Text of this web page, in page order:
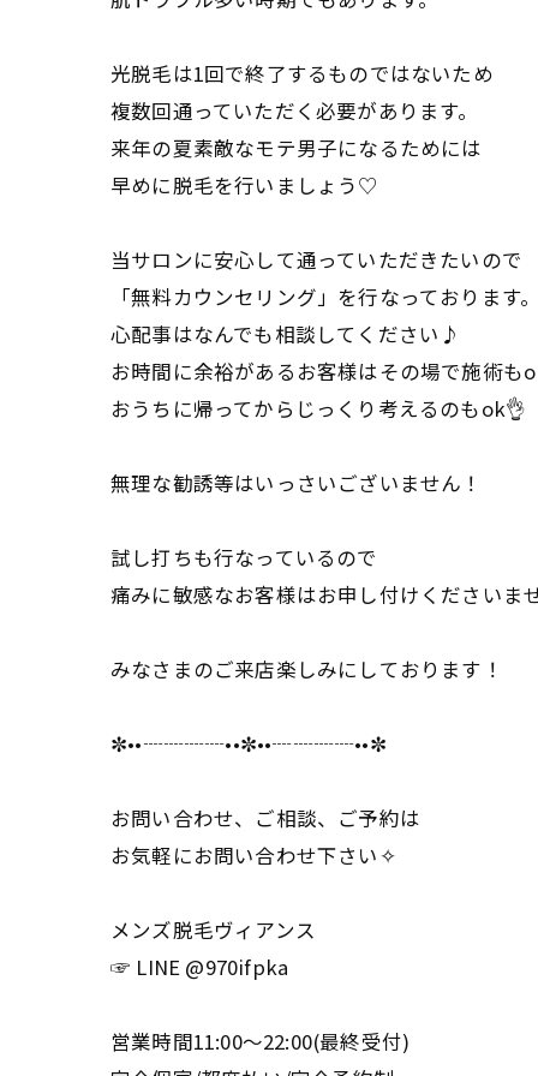
光脱毛は1回で終了するものではないため
複数回通っていただく必要があります。
来年の夏素敵なモテ男子になるためには
早めに脱毛を行いましょう♡
当サロンに安心して通っていただきたいので
「無料カウンセリング」を行なっております
心配事はなんでも相談してください♪
お時間に余裕があるお客様はその場で施術も
おうちに帰ってからじっくり考えるのもok👌
無理な勧誘等はいっさいございません！
試し打ちも行なっているので
痛みに敏感なお客様はお申し付けくださいま
みなさまのご来店楽しみにしております！
✼••┈┈┈┈••✼••┈┈┈┈••✼
お問い合わせ、ご相談、ご予約は
お気軽にお問い合わせ下さい✧
メンズ脱毛ヴィアンス
☞ LINE @970ifpka
営業時間11:00〜22:00(最終受付)